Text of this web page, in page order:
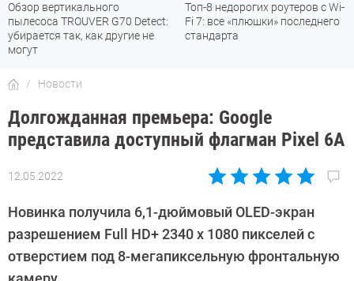
Обзор вертикального
пылесоса TROUVER G70 Detect:
убирается так, как другие не
могут
Топ-8 недорогих роутеров с Wi-
Fi 7: все «плюшки» последнего
стандарта
Новости
Долгожданная премьера: Google
представила доступный флагман Pixel 6A
12.05.2022
Автор:
Кошик
Новинка получила 6,1-дюймовый OLED-экран
разрешением Full HD+ 2340 х 1080 пикселей с
отверстием под 8-мегапиксельную фронтальную